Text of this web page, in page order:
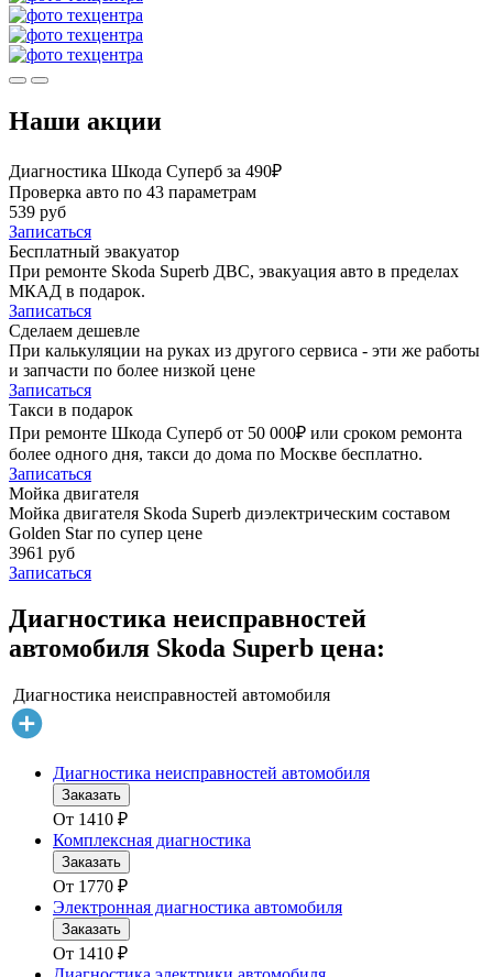
Наши акции
Диагностика Шкода Суперб за 490₽
Проверка авто по 43 параметрам
539 руб
Записаться
Бесплатный эвакуатор
При ремонте Skoda Superb ДВС, эвакуация авто в пределах
МКАД в подарок.
Записаться
Сделаем дешевле
При калькуляции на руках из другого сервиса - эти же работы
и запчасти по более низкой цене
Записаться
Такси в подарок
При ремонте Шкода Суперб от 50 000₽ или сроком ремонта
более одного дня, такси до дома по Москве бесплатно.
Записаться
Мойка двигателя
Мойка двигателя Skoda Superb диэлектрическим составом
Golden Star по супер цене
3961 руб
Записаться
Диагностика неисправностей
автомобиля Skoda Superb цена:
Диагностика неисправностей автомобиля
Диагностика неисправностей автомобиля
Заказать
От 1410 ₽
Комплексная диагностика
Заказать
От 1770 ₽
Электронная диагностика автомобиля
Заказать
От 1410 ₽